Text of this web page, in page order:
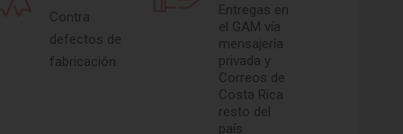
Contra
defectos de
fabricación.
Entregas en
el GAM vía
mensajería
privada y
Correos de
Costa Rica
resto del
país.